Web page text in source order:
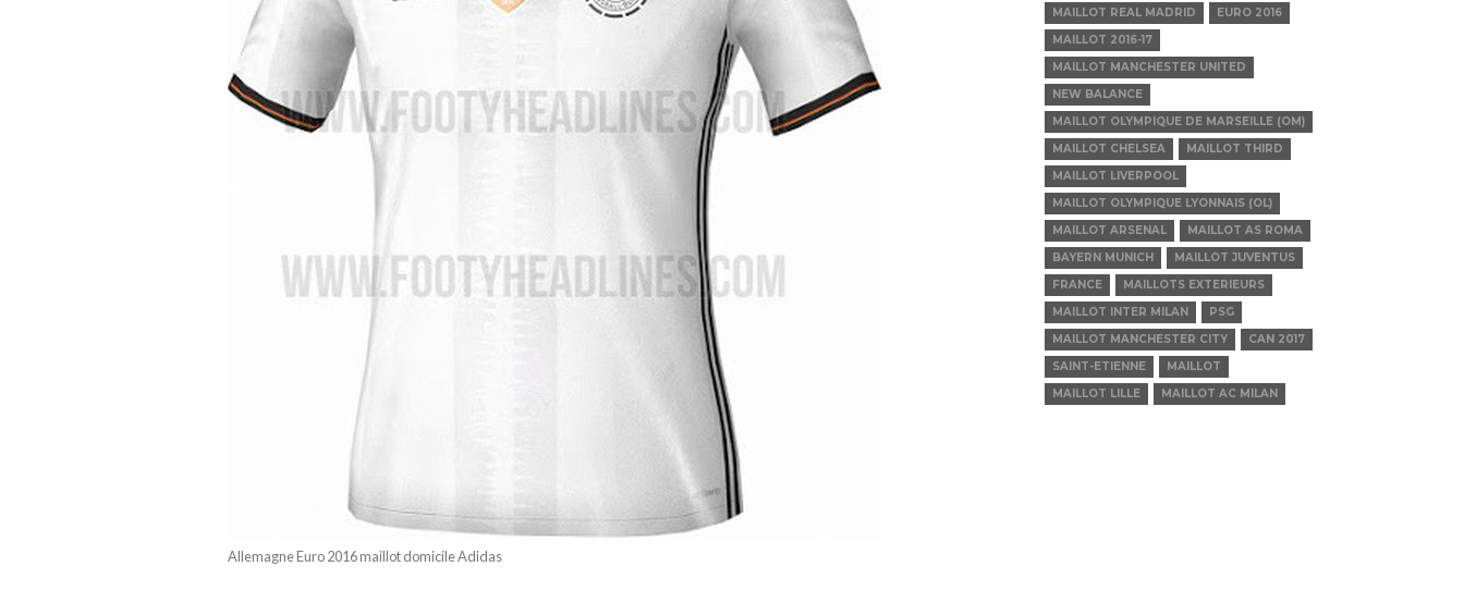
Allemagne Euro 2016 maillot domicile Adidas
MAILLOT REAL MADRID
EURO 2016
MAILLOT 2016-17
MAILLOT MANCHESTER UNITED
NEW BALANCE
MAILLOT OLYMPIQUE DE MARSEILLE (OM)
MAILLOT CHELSEA
MAILLOT THIRD
MAILLOT LIVERPOOL
MAILLOT OLYMPIQUE LYONNAIS (OL)
MAILLOT ARSENAL
MAILLOT AS ROMA
BAYERN MUNICH
MAILLOT JUVENTUS
FRANCE
MAILLOTS EXTERIEURS
MAILLOT INTER MILAN
PSG
MAILLOT MANCHESTER CITY
CAN 2017
SAINT-ETIENNE
MAILLOT
MAILLOT LILLE
MAILLOT AC MILAN